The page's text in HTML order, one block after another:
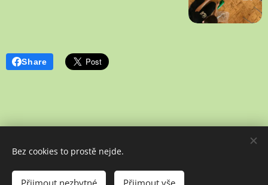
Share
Poslední aktualizace: 02. 07. 2026
Bez cookies to prostě nejde.
Přijmout nezbytné Přijmout vše